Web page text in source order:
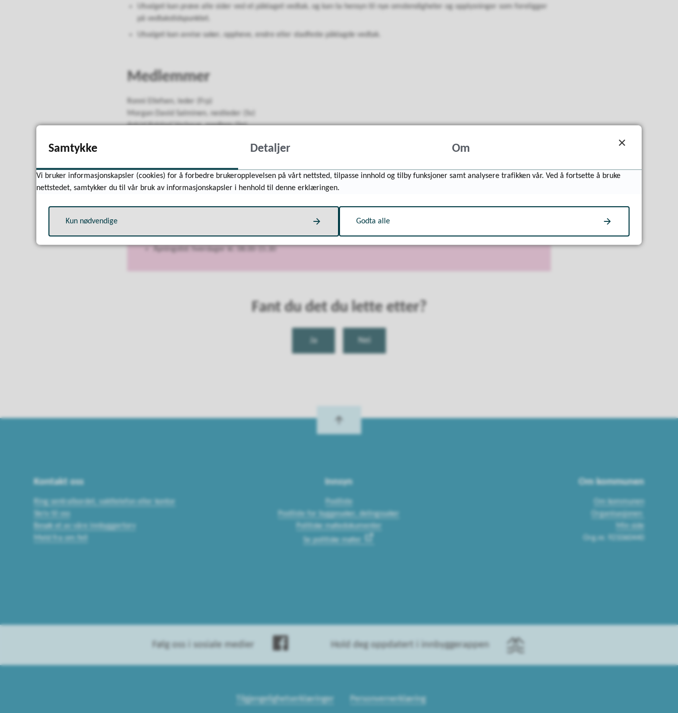
Utvalget kan prøve alle sider ved et påklaget vedtak, og kan ta hensyn til nye omstendigheter og opplysninger som foreligger
på vedtakstidspunktet.
Utvalget kan avvise saker, oppheve, endre eller stadfeste påklagde vedtak.
Medlemmer
Ronni Ellefsen, leder (Frp)
Morgan David Salminen, nestleder (Sv)
Astrid Kolstad Varhaug, medlem (Sp)
Kommunikasjon og medvirkning
Besøksadresse: Ytre Sandgate 25a, 4514 Mandal
Åpningstid: hverdager kl. 08.00-15.30
Fant du det du lette etter?
Ja Nei
Kontakt oss
Ring sentralbordet, vakttelefon eller kontor
Skriv til oss
Besøk et av våre innbyggertorv
Meld fra om feil
Innsyn
Postliste
Postliste for byggesaker, delingssaker
Politiske møtedokumenter
Se politiske møter
Om kommunen
Om kommunen
Organisasjonen
Min side
Org.nr. 921060440
Følg oss i sosiale medier Hold deg oppdatert i innbyggerappen
Tilgjengelighetserklæringer Personvernerklæring
Samtykke Detaljer Om
Vi bruker informasjonskapsler (cookies) for å forbedre brukeropplevelsen på vårt nettsted, tilpasse innhold og tilby funksjoner samt analysere trafikken vår. Ved å fortsette å bruke
nettstedet, samtykker du til vår bruk av informasjonskapsler i henhold til denne erklæringen.
Kun nødvendige Godta alle